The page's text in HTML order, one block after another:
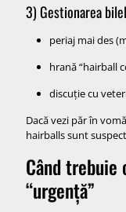
3) Gestionarea
periaj mai des
hrană “hairball
discuție cu
Dacă vezi păr în
hairballs sunt
Când trebuie
“urgență”